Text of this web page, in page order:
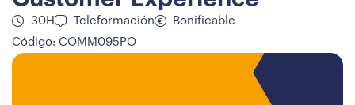
30H Teleformación
Bonificable
Código: COMM095PO